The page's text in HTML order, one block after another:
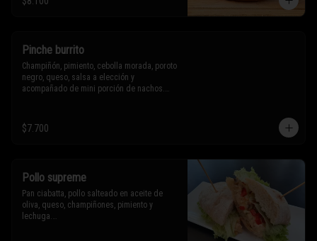
Sólo puedes solicitar eliminar un
Pinche burrito
Champiñón, pimiento, cebolla morada, poroto
negro, queso, salsa a elección y
acompañado de mini porción de nachos.
* Los ingredientes no son intercambiables.
$7.700
Pollo supreme
Pan ciabatta, pollo salteado en aceite de
oliva, queso, champiñones, pimiento y
lechuga.